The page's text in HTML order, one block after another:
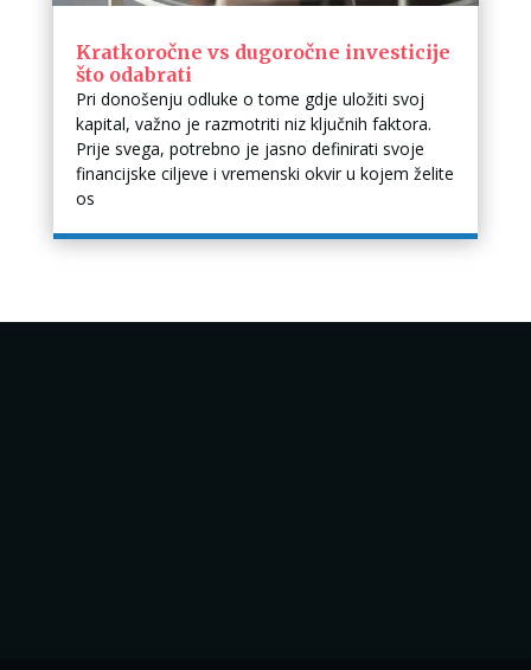
Kratkoročne vs dugoročne investicije
što odabrati
Pri donošenju odluke o tome gdje uložiti svoj
kapital, važno je razmotriti niz ključnih faktora.
Prije svega, potrebno je jasno definirati svoje
financijske ciljeve i vremenski okvir u kojem želite
os